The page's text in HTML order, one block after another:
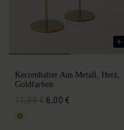
Kerzenhalter Aus Metall, Herz,
Goldfarben
11,99 € 6,00 €